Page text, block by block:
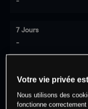
7 Jours
-
0 % des
cet actif
Votre vie privée
Nous utilisons des
fonctionne